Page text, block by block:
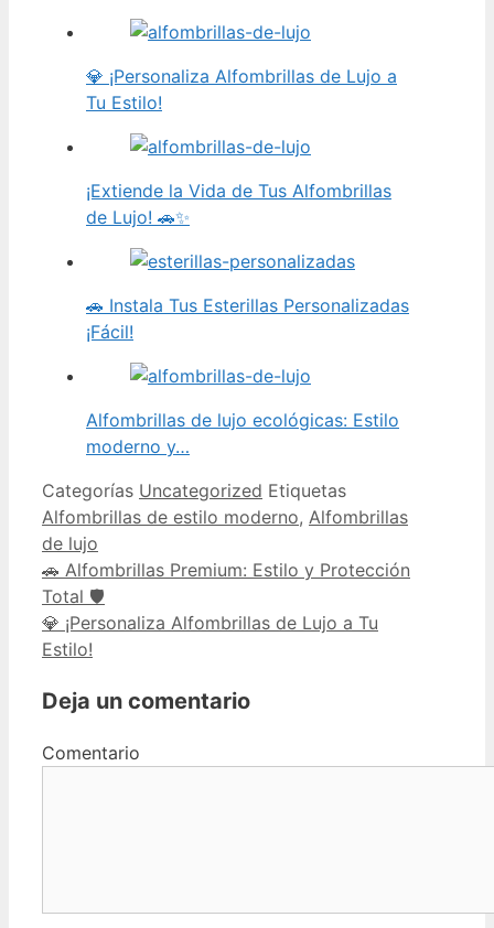
💎 ¡Personaliza Alfombrillas de Lujo a
Tu Estilo!
¡Extiende la Vida de Tus Alfombrillas
de Lujo! 🚗✨
🚗 Instala Tus Esterillas Personalizadas
¡Fácil!
Alfombrillas de lujo ecológicas: Estilo
moderno y…
Categorías Uncategorized Etiquetas
Alfombrillas de estilo moderno, Alfombrillas
de lujo
🚗 Alfombrillas Premium: Estilo y Protección
Total 🛡️
💎 ¡Personaliza Alfombrillas de Lujo a Tu
Estilo!
Deja un comentario
Comentario